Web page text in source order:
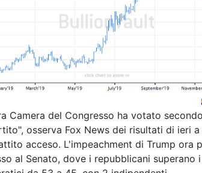
Camera del Congresso ha votato
osserva Fox News dei risultati di ieri
acceso. L'impeachment di Trump ora
al Senato, dove i repubblicani superano i